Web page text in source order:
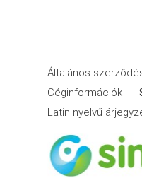
Általános
Céginformációk
Latin nyelvű